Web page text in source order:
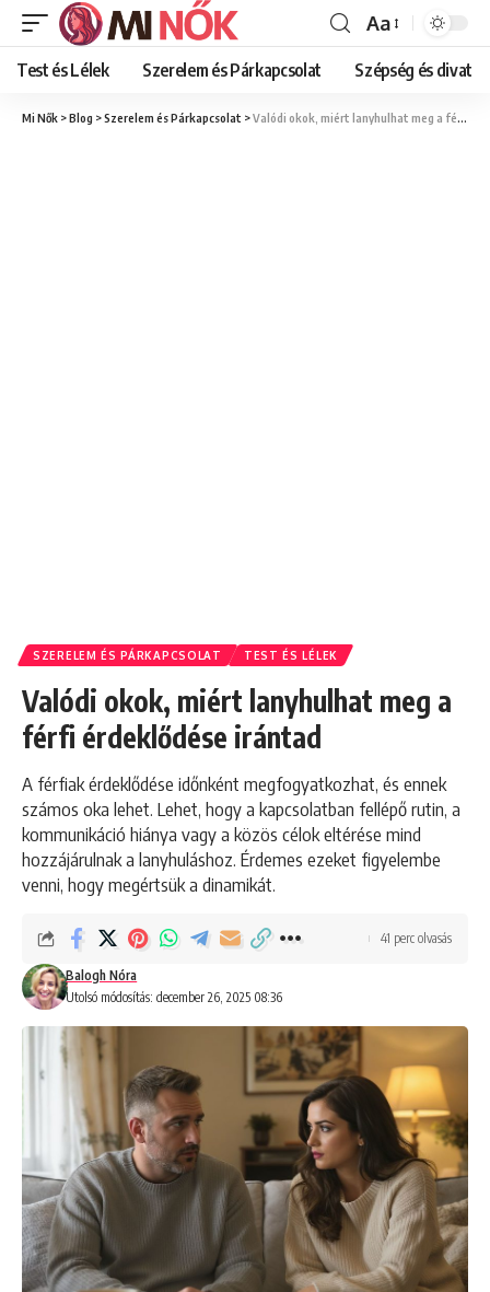
Font
Resizer
Aa
Test és Lélek Szerelem és Párkapcsolat Szépség és divat
Mi Nők >Blog >Szerelem és Párkapcsolat >Valódi okok, miért lanyhulhat meg a férfi érdeklődése irántad
SZERELEM ÉS PÁRKAPCSOLAT TEST ÉS LÉLEK
Valódi okok, miért lanyhulhat meg a
férfi érdeklődése irántad
A férfiak érdeklődése időnként megfogyatkozhat, és ennek
számos oka lehet. Lehet, hogy a kapcsolatban fellépő rutin, a
kommunikáció hiánya vagy a közös célok eltérése mind
hozzájárulnak a lanyhuláshoz. Érdemes ezeket figyelembe
venni, hogy megértsük a dinamikát.
Utolsó módosítás: december 26, 2025 08:36
Balogh Nóra
41 perc olvasás